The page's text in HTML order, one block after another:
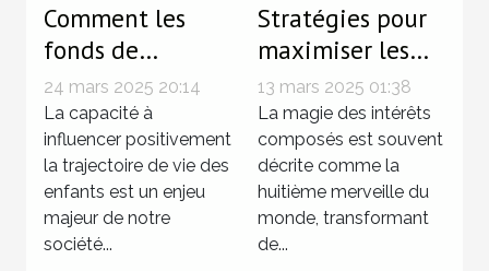
Comment les
fonds de
dotation
peuvent
transformer la
vie des enfants
24 mars 2025 20:14
La capacité à
influencer positivement
la trajectoire de vie des
enfants est un enjeu
majeur de notre
société...
Stratégies pour
maximiser les
rendements avec
les intérêts
composés
13 mars 2025 01:38
La magie des intérêts
composés est souvent
décrite comme la
huitième merveille du
monde, transformant
de...